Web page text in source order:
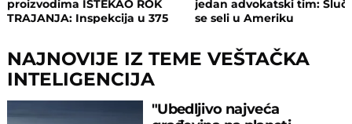
proizvodima ISTEKAO ROK
TRAJANJA: Inspekcija u 375
jedan advokatski tim:
se seli u Ameriku
NAJNOVIJE IZ TEME VEŠTAČKA
INTELIGENCIJA
"Ubedljivo najveća